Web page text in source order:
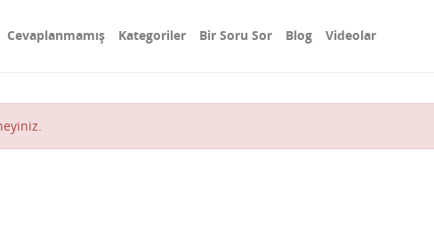
Cevaplanmamış Kategoriler Bir Soru Sor Blog Videolar